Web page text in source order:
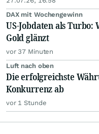
DAX mit Wochengewinn
US-Jobdaten als Turbo:
Gold glänzt
vor 37 Minuten
Luft nach oben
Die erfolgreichste
Konkurrenz ab
vor 1 Stunde